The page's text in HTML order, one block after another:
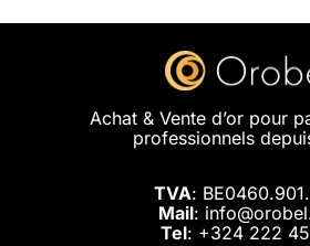
Achat & Vente d’or pour
professionnels
TVA:
Mail:
Tel: +324 222